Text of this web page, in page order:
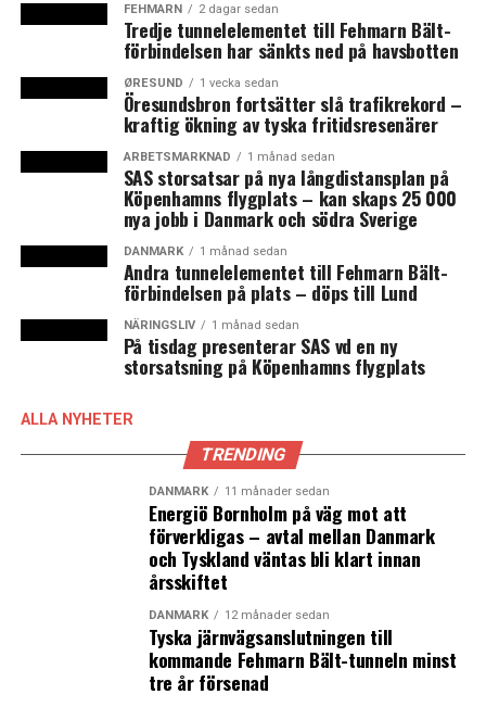
Rundetårn i Köpenhamn ska renoveras och får nytt tak i
januari
Ny filmfond ska locka internationella produktioner till
FEHMARN 2 dagar sedan
Tredje tunnelelementet till Fehmarn Bält-
förbindelsen har sänkts ned på havsbotten
ØRESUND 1 vecka sedan
Öresundsbron fortsätter slå trafikrekord –
kraftig ökning av tyska fritidsresenärer
ARBETSMARKNAD 1 månad sedan
SAS storsatsar på nya långdistansplan på
Köpenhamns flygplats – kan skaps 25 000
nya jobb i Danmark och södra Sverige
DANMARK 1 månad sedan
Andra tunnelelementet till Fehmarn Bält-
förbindelsen på plats – döps till Lund
NÄRINGSLIV 1 månad sedan
På tisdag presenterar SAS vd en ny
storsatsning på Köpenhamns flygplats
ALLA NYHETER
TRENDING
DANMARK 11 månader sedan
Energiö Bornholm på väg mot att
förverkligas – avtal mellan Danmark
och Tyskland väntas bli klart innan
årsskiftet
DANMARK 12 månader sedan
Tyska järnvägsanslutningen till
kommande Fehmarn Bält-tunneln minst
tre år försenad